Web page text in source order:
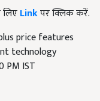
लिएLinkपर क्लिक करें.
price features
technology
PM IST